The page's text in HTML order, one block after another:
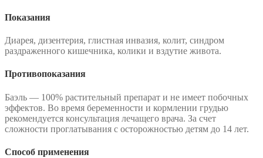
Показания
Диарея, дизентерия, глистная инвазия, колит, синдром
раздраженного кишечника, колики и вздутие живота.
Противопоказания
Баэль — 100% растительный препарат и не имеет побочных
эффектов. Во время беременности и кормлении грудью
рекомендуется консультация лечащего врача. За счет
сложности проглатывания с осторожностью детям до 14 лет.
Способ применения